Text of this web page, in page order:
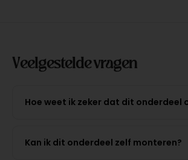
Veelgestelde vragen
Hoe weet ik zeker dat dit onderdeel
Kan ik dit onderdeel zelf monteren?